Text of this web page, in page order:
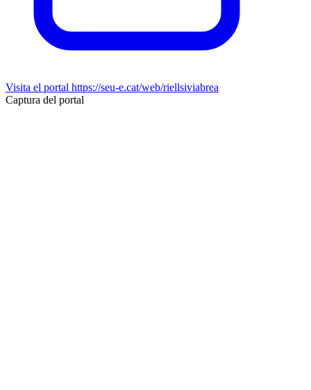
Visita el portal https://seu-e.cat/web/riellsiviabrea
Captura del portal